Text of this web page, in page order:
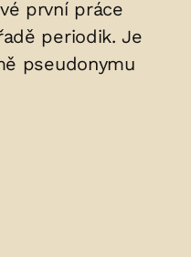
první práce
periodik. Je
pseudonymu